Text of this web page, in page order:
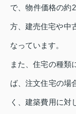
で、物件価格の約
方、建売住宅や中
なっています。
また、住宅の種類
ば、注文住宅の場
く、建築費用に対